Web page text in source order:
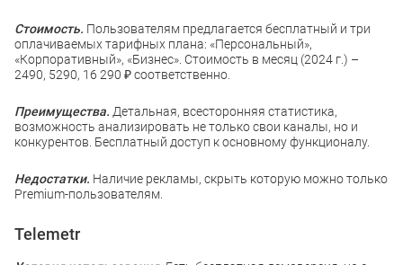
Стоимость. Пользователям предлагается бесплатный и три
оплачиваемых тарифных плана: «Персональный»,
«Корпоративный», «Бизнес». Стоимость в месяц (2024 г.) –
2490, 5290, 16 290 ₽ соответственно.
Преимущества. Детальная, всесторонняя статистика,
возможность анализировать не только свои каналы, но и
конкурентов. Бесплатный доступ к основному функционалу.
Недостатки. Наличие рекламы, скрыть которую можно только
Premium-пользователям.
Telemetr